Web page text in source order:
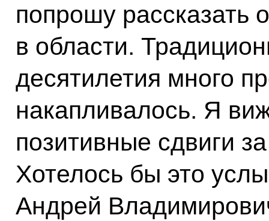
попрошу рассказать
в области.
десятилетия много
накапливалось. Я
позитивные сдвиги
Хотелось бы это
Андрей